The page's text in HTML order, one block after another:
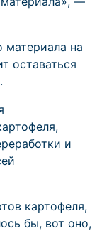
материала на
оставаться
и
картофеля,
бы, вот оно,